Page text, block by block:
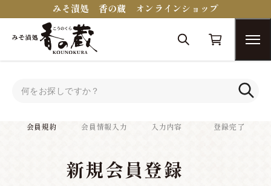
みそ漬処 香の蔵 オンラインショップ
会員規約 会員情報入力 入力内容 登録完了
新規会員登録